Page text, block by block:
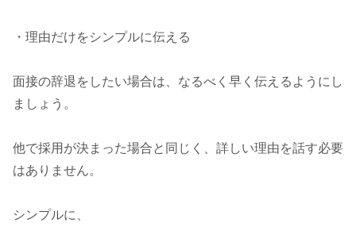
・理由だけをシンプルに伝える
面接の辞退をしたい場合は、なるべく早く伝えるようにし
ましょう。
他で採用が決まった場合と同じく、詳しい理由を話す必要
はありません。
シンプルに、